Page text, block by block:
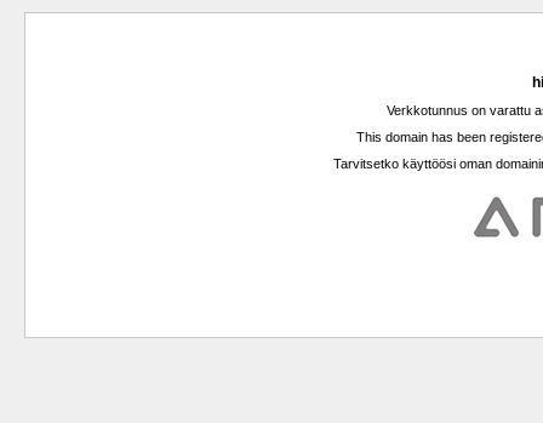
Verkkotunnus on varattu
This domain has been
Tarvitsetko käyttöösi oman